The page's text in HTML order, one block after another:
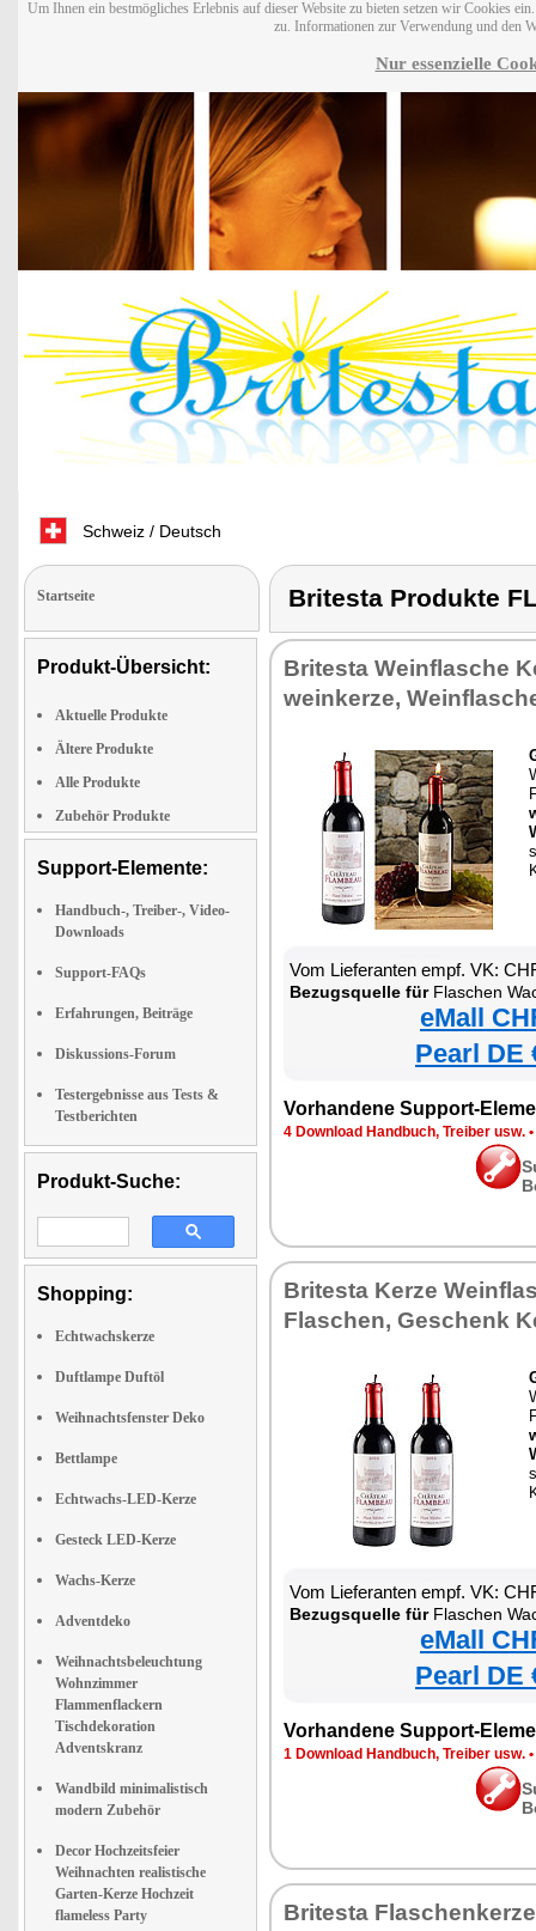
Um Ihnen ein bestmögliches Erlebnis auf dieser Website zu bieten setzen wir Cookies
zu. Informationen zur Verwendung und den
Nur essenzielle
Schweiz / Deutsch
Startseite
Produkt-Übersicht:
Aktuelle Produkte
Ältere Produkte
Alle Produkte
Zubehör Produkte
Support-Elemente:
Handbuch-, Treiber-, Video-
Downloads
Support-FAQs
Erfahrungen, Beiträge
Diskussions-Forum
Testergebnisse aus Tests &
Testberichten
Produkt-Suche:
Shopping:
Echtwachskerze
Duftlampe Duftöl
Weihnachtsfenster Deko
Bettlampe
Echtwachs-LED-Kerze
Gesteck LED-Kerze
Wachs-Kerze
Adventdeko
Weihnachtsbeleuchtung
Wohnzimmer
Flammenflackern
Tischdekoration
Adventskranz
Wandbild minimalistisch
modern Zubehör
Decor Hochzeitsfeier
Weihnachten realistische
Garten-Kerze Hochzeit
flameless Party
Britesta Produkte
Britesta Weinflasche
weinkerze,
Vom Lieferanten empf. VK:
Bezugsquelle fürFlaschen
eMall
Pearl DE
Vorhandene Support-
4 Download Handbuch, Treiber usw. •
Britesta Kerze
Flaschen, Geschenk
Vom Lieferanten empf. VK:
Bezugsquelle fürFlaschen
eMall
Pearl DE
Vorhandene Support-
1 Download Handbuch, Treiber usw. •
Britesta